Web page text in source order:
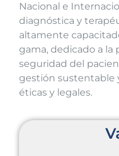
Nacional e
diagnóstica y
altamente
gama, dedicado a la
seguridad del
gestión sustentable
éticas y legales.